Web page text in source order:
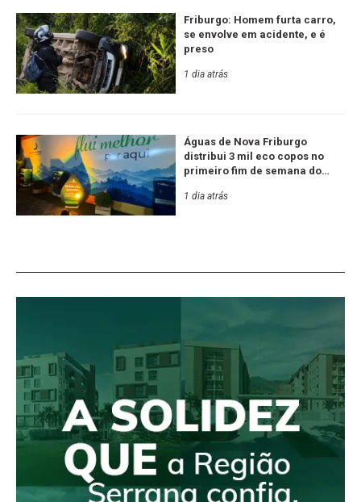
Friburgo: Homem furta carro,
se envolve em acidente, e é
preso
1 dia atrás
Águas de Nova Friburgo
distribui 3 mil eco copos no
primeiro fim de semana do
1 dia atrás